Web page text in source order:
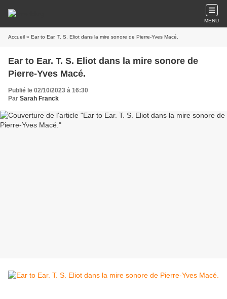
MENU
Accueil » Ear to Ear. T. S. Eliot dans la mire sonore de Pierre-Yves Macé.
Ear to Ear. T. S. Eliot dans la mire sonore de
Pierre-Yves Macé.
Publié le 02/10/2023 à 16:30
Par Sarah Franck